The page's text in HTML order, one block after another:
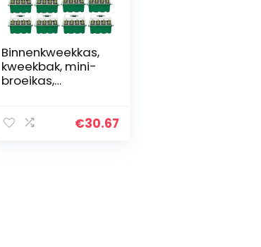
Binnenkweekkas,
kweekbak, mini-
broeikas,
en het ontkiemen
€30.67